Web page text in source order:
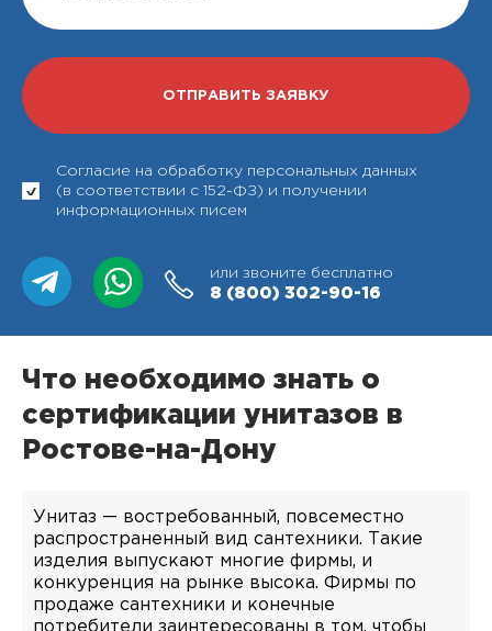
Согласие на обработку персональных данных
(в соответствии с 152-ФЗ) и получении
информационных писем
или звоните бесплатно
8 (800) 302-90-16
Что необходимо знать о
сертификации унитазов в
Ростове-на-Дону
Унитаз — востребованный, повсеместно
распространенный вид сантехники. Такие
изделия выпускают многие фирмы, и
конкуренция на рынке высока. Фирмы по
продаже сантехники и конечные
потребители заинтересованы в том, чтобы